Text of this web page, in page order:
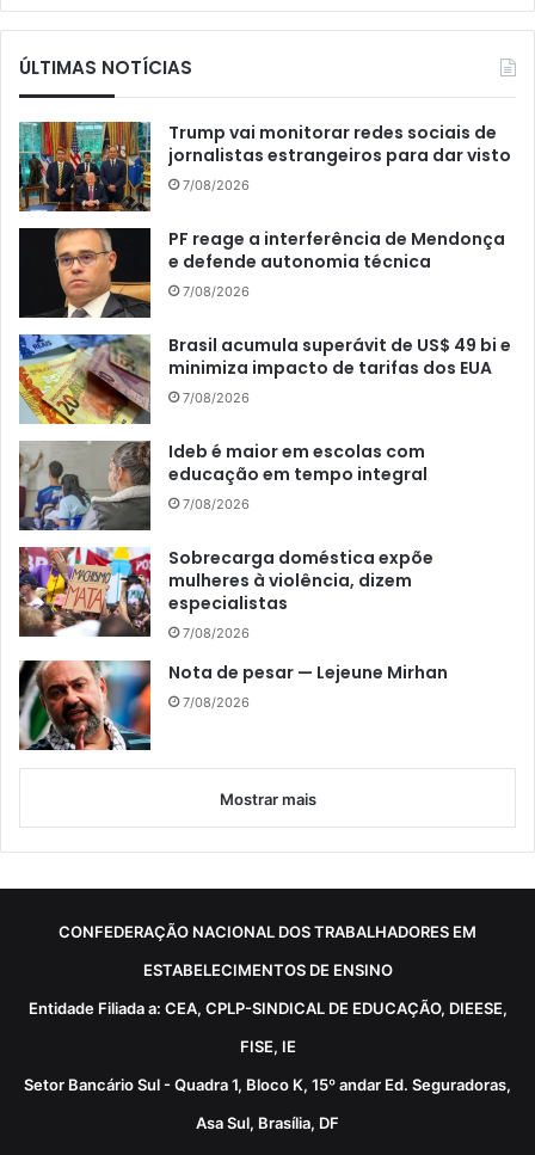
ÚLTIMAS NOTÍCIAS
Trump vai monitorar redes sociais de
jornalistas estrangeiros para dar visto
7/08/2026
PF reage a interferência de Mendonça
e defende autonomia técnica
7/08/2026
Brasil acumula superávit de US$ 49 bi e
minimiza impacto de tarifas dos EUA
7/08/2026
Ideb é maior em escolas com
educação em tempo integral
7/08/2026
Sobrecarga doméstica expõe
mulheres à violência, dizem
especialistas
7/08/2026
Nota de pesar — Lejeune Mirhan
7/08/2026
Mostrar mais
CONFEDERAÇÃO NACIONAL DOS TRABALHADORES EM
ESTABELECIMENTOS DE ENSINO
Entidade Filiada a: CEA, CPLP-SINDICAL DE EDUCAÇÃO, DIEESE,
FISE, IE
Setor Bancário Sul - Quadra 1, Bloco K, 15º andar Ed. Seguradoras,
Asa Sul, Brasília, DF